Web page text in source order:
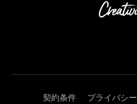
契約条件 プライバシー